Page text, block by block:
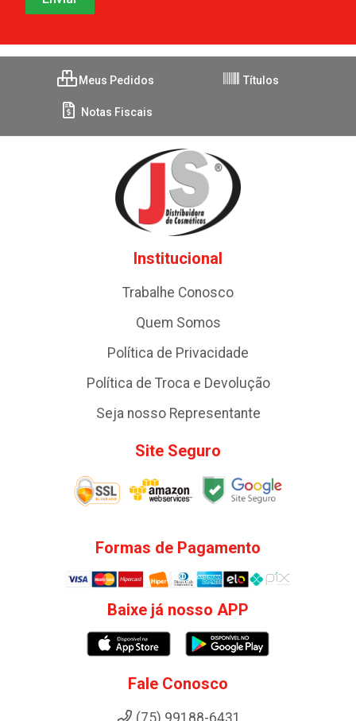
Meus Pedidos Títulos
Notas Fiscais
Institucional
Trabalhe Conosco
Quem Somos
Política de Privacidade
Política de Troca e Devolução
Seja nosso Representante
Site Seguro
Formas de Pagamento
Baixe já nosso APP
Fale Conosco